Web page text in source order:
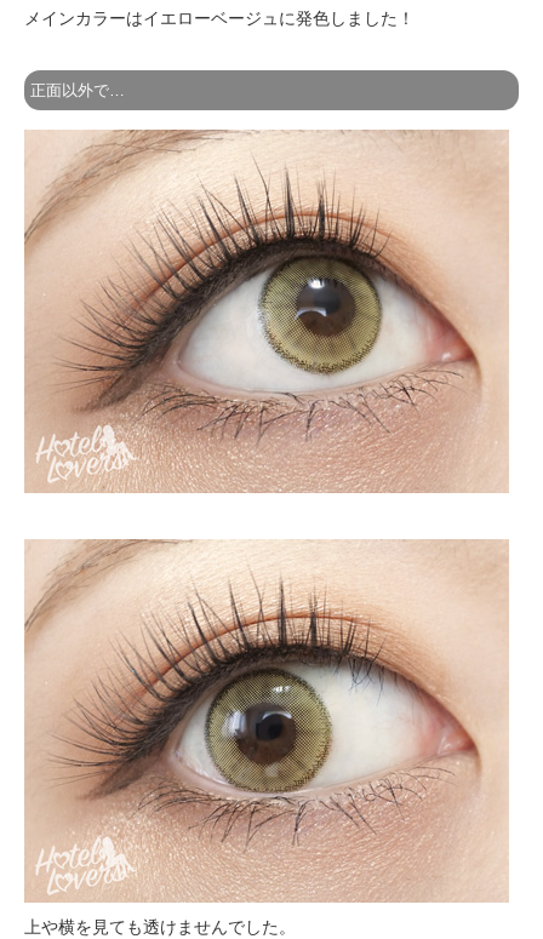
メインカラーはイエローベージュに発色しました！
正面以外で…
上や横を見ても透けませんでした。